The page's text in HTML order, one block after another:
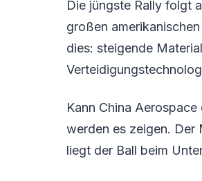
Die jüngste Rally folgt
großen
dies: steigende
Kann China
werden es zeigen. Der
liegt der Ball beim